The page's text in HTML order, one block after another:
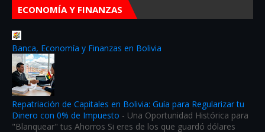
ECONOMÍA Y FINANZAS
Banca, Economía y Finanzas en Bolivia
Repatriación de Capitales en Bolivia: Guía para Regularizar tu
Dinero con 0% de Impuesto - Una Oportunidad Histórica para
"Blanquear" tus Ahorros Si eres de los que guardó dólares